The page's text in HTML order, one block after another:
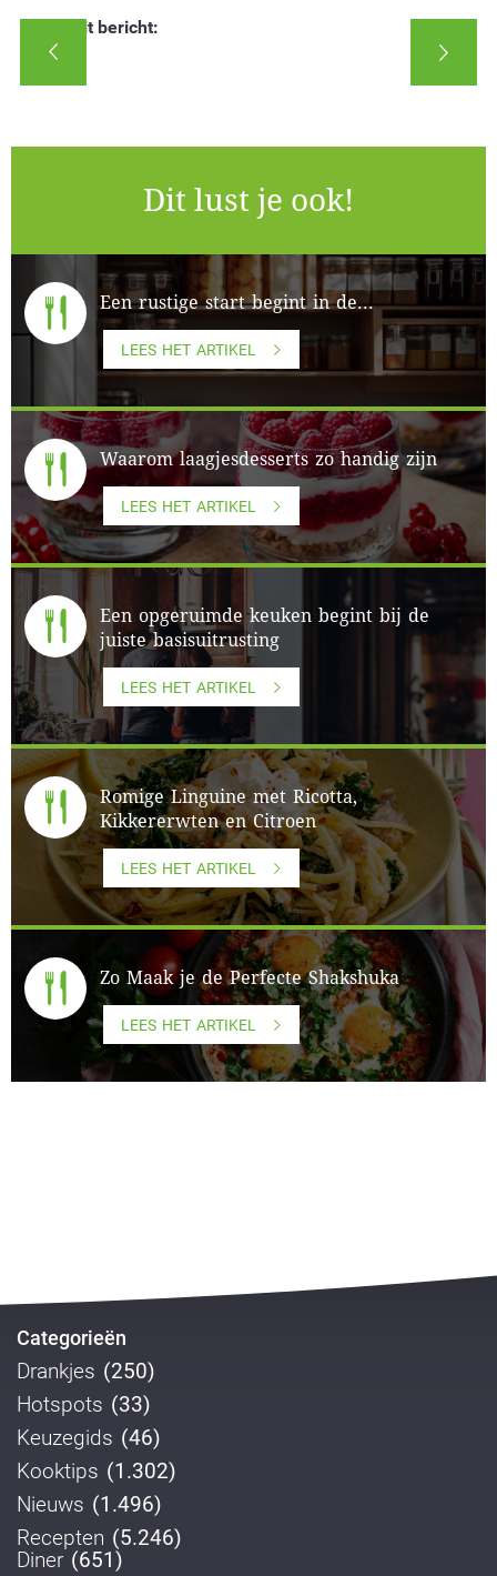
Deel dit bericht:
Dit lust je ook!
Een rustige start begint in de...
LEES HET ARTIKEL
Waarom laagjesdesserts zo handig zijn
LEES HET ARTIKEL
Een opgeruimde keuken begint bij de
juiste basisuitrusting
LEES HET ARTIKEL
Romige Linguine met Ricotta,
Kikkererwten en Citroen
LEES HET ARTIKEL
Zo Maak je de Perfecte Shakshuka
LEES HET ARTIKEL
Categorieën
Drankjes (250)
Hotspots (33)
Keuzegids (46)
Kooktips (1.302)
Nieuws (1.496)
Recepten (5.246)
Diner (651)